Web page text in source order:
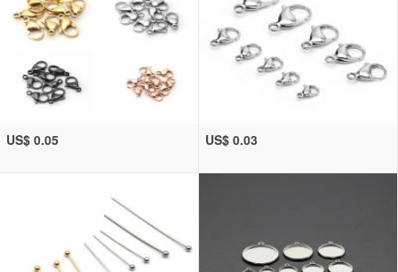
US$ 0.05 US$ 0.03